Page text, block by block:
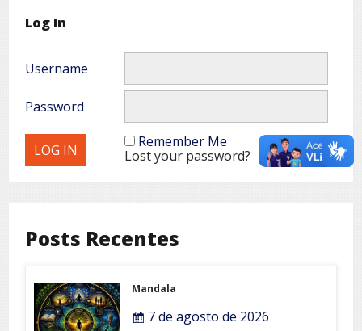
Log In
Username
Password
Remember Me
Lost your password?
Posts Recentes
Mandala
7 de agosto de 2026